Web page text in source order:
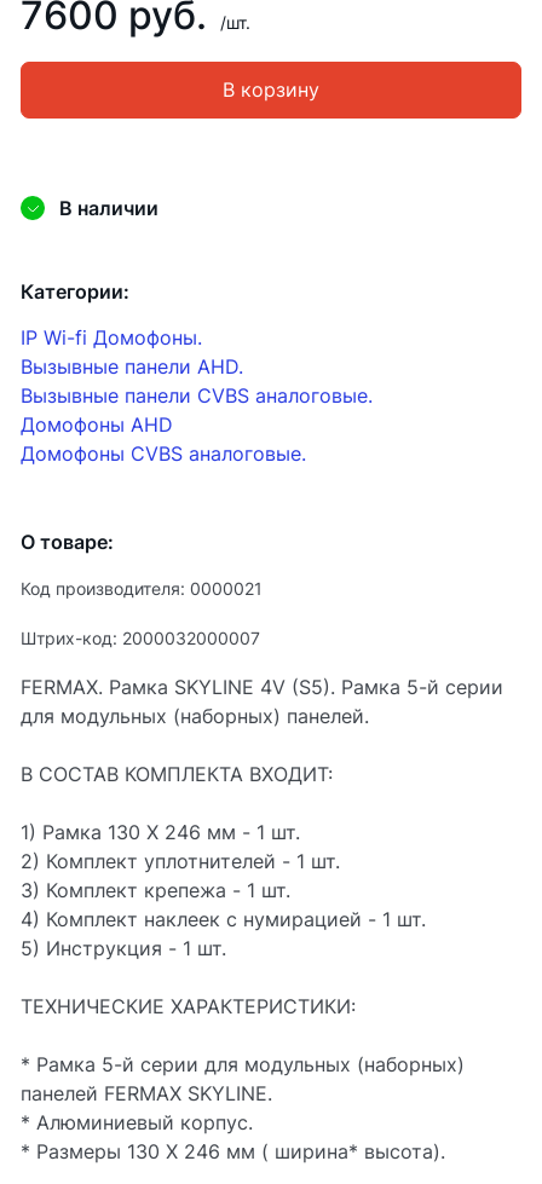
7600 руб. /шт.
В корзину
Категории:
IP Wi-fi Домофоны.
Вызывные панели AHD.
Вызывные панели CVBS аналоговые.
Домофоны AHD
Домофоны CVBS аналоговые.
О товаре:
Код производителя: 0000021
Штрих-код: 2000032000007
FERMAX. Рамка SKYLINE 4V (S5). Рамка 5-й серии
для модульных (наборных) панелей.
В СОСТАВ КОМПЛЕКТА ВХОДИТ:
1) Рамка 130 Х 246 мм - 1 шт.
2) Комплект уплотнителей - 1 шт.
3) Комплект крепежа - 1 шт.
4) Комплект наклеек с нумирацией - 1 шт.
5) Инструкция - 1 шт.
ТЕХНИЧЕСКИЕ ХАРАКТЕРИСТИКИ:
* Рамка 5-й серии для модульных (наборных)
панелей FERMAX SKYLINE.
* Алюминиевый корпус.
* Размеры 130 Х 246 мм ( ширина* высота).
В наличии